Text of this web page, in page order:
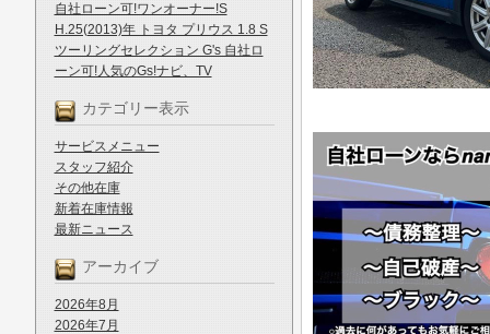
自社ローン可!ワンオーナー!S
H.25(2013)年 トヨタ プリウス 1.8 S
ツーリングセレクション G's 自社ロ
ーン可!人気のGs!ナビ、TV
カテゴリー表示
サービスメニュー
スタッフ紹介
その他在庫
新着在庫情報
最新ニュース
アーカイブ
2026年8月
2026年7月